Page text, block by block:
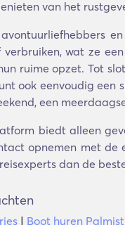
van het
wat ze
ruime opzet. Tot
ook eenvoudig
een
biedt alleen
opnemen met
dan de
| Boot huren